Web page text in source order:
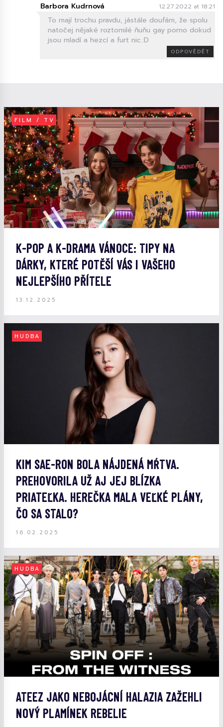
Barbora Kudrnová 12.27.2022 at 18:21
To mají trochu pravdu, jástále doufám, že spolu
natočej nějaké roztomilé ňuňu gay porno dokud
jsou mladí a hezcí a furt nic.:D
ODPOVĚDĚT
FILM / TV
K-POP A K-DRAMA VÁNOCE: TIPY NA
DÁRKY, KTERÉ POTĚŠÍ VÁS I VAŠEHO
NEJLEPŠÍHO PŘÍTELE
13.12.2025
HUDBA
KIM SAE-RON BOLA NÁJDENÁ MŔTVA.
PREHOVORILA UŽ AJ JEJ BLÍZKA
PRIATEĽKA. HEREČKA MALA VEĽKÉ PLÁNY,
ČO SA STALO?
16.02.2025
HUDBA
ATEEZ JAKO NEBOJÁCNÍ HALAZIA ZAŽEHLI
NOVÝ PLAMÍNEK REBELIE